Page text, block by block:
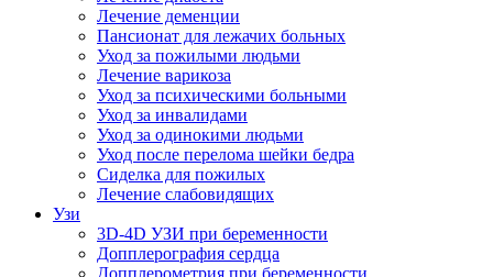
Лечение деменции
Пансионат для лежачих больных
Уход за пожилыми людьми
Лечение варикоза
Уход за психическими больными
Уход за инвалидами
Уход за одинокими людьми
Уход после перелома шейки бедра
Сиделка для пожилых
Лечение слабовидящих
Узи
3D-4D УЗИ при беременности
Допплерография сердца
Допплерометрия при беременности